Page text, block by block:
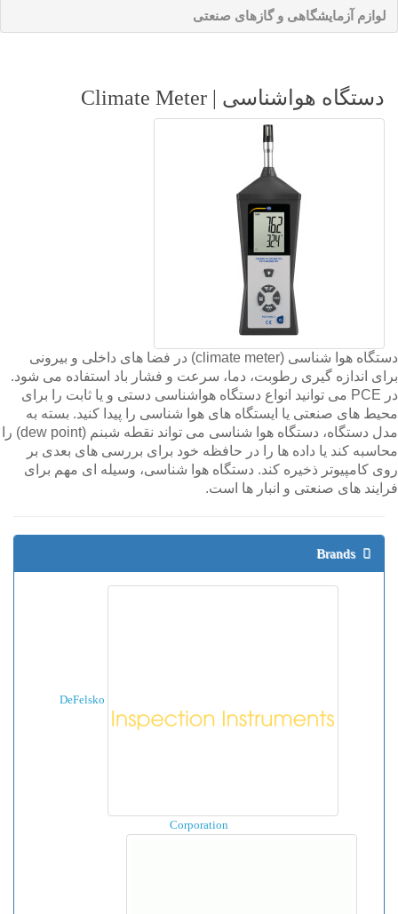
لوازم آزمایشگاهی و گازهای صنعتی
دستگاه هواشناسی | Climate Meter
دستگاه هوا شناسی (climate meter) در فضا های داخلی و بیرونی
برای اندازه گیری رطوبت، دما، سرعت و فشار باد استفاده می شود.
در PCE می توانید انواع دستگاه هواشناسی دستی و یا ثابت را برای
محیط های صنعتی یا ایستگاه های هوا شناسی را پیدا کنید. بسته به
مدل دستگاه، دستگاه هوا شناسی می تواند نقطه شبنم (dew point) را
محاسبه کند یا داده ها را در حافظه خود برای بررسی های بعدی بر
روی کامپیوتر ذخیره کند. دستگاه هوا شناسی، وسیله ای مهم برای
فرایند های صنعتی و انبار ها است.
Brands
DeFelsko
Corporation